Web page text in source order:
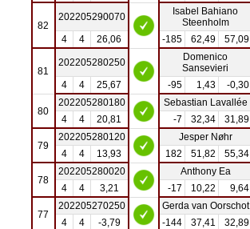
82
202205290070
Isabel Bahiano
Steenholm
4
4 26,06 -185 62,49 57,09
81
202205280250
Domenico
Sansevieri
4
4 25,67 -95 1,43 -0,30
80
202205280180 Sebastian Lavallée
4
4 20,81 -7 32,34 31,89
79
202205280120 Jesper Nøhr
4
4 13,93 182 51,82 55,34
78
202205280020 Anthony Ea
4
4 3,21 -17 10,22 9,64
77
202205270250 Gerda van Oorschot
4
4 -3,79 -144 37,41 32,89